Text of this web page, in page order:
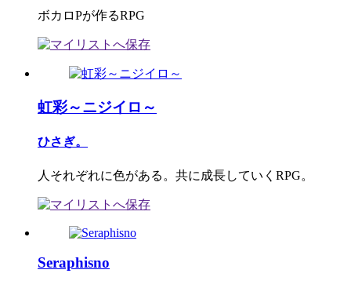
ボカロPが作るRPG
虹彩～ニジイロ～
ひさぎ。
人それぞれに色がある。共に成長していくRPG。
Seraphisno